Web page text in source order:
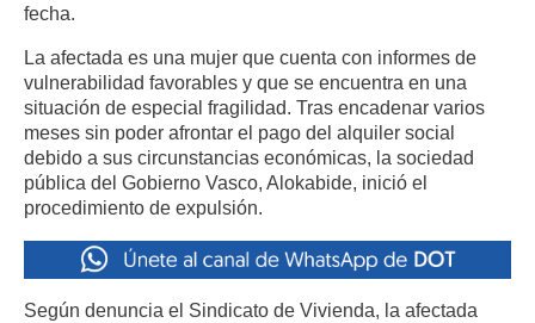
fecha.
La afectada es una mujer que cuenta con informes de
vulnerabilidad favorables y que se encuentra en una
situación de especial fragilidad. Tras encadenar varios
meses sin poder afrontar el pago del alquiler social
debido a sus circunstancias económicas, la sociedad
pública del Gobierno Vasco, Alokabide, inició el
procedimiento de expulsión.
Según denuncia el Sindicato de Vivienda, la afectada